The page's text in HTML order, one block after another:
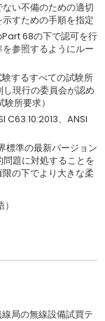
い不備のための適切
すための手順を指定
68の下で認可を行
参照するようにルー
するすべての試験所
現行の委員会が認め
所要求）
C63.10:2013、ANSI
標準の最新バージョン
題に対処することを
の下でより大きな柔
局の無線設備試買テ